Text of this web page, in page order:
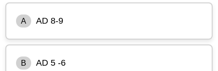
A AD 8-9
B AD 5 -6